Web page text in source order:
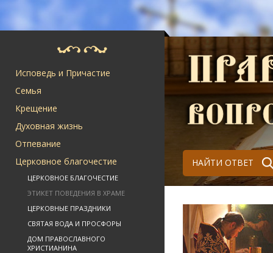
Исповедь и Причастие
Семья
Крещение
Духовная жизнь
Отпевание
Церковное благочестие
ЦЕРКОВНОЕ БЛАГОЧЕСТИЕ
ЭТИКЕТ ПОВЕДЕНИЯ В ХРАМЕ
ЦЕРКОВНЫЕ ПРАЗДНИКИ
СВЯТАЯ ВОДА И ПРОСФОРЫ
ДОМ ПРАВОСЛАВНОГО
ХРИСТИАНИНА
НАЙТИ ОТВЕТ